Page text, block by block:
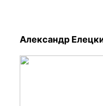
Александр